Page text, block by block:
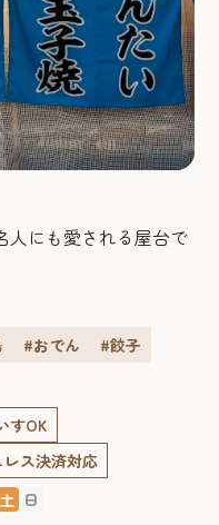
人にも愛される屋台で
#おでん
#餃子
すOK
ス決済対応
土 日